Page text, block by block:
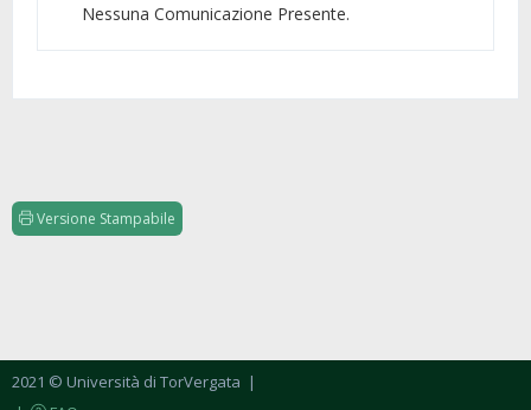
Nessuna Comunicazione Presente.
Versione Stampabile
2021 © Università di TorVergata |